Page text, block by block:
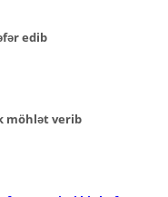
edib
möhlət verib